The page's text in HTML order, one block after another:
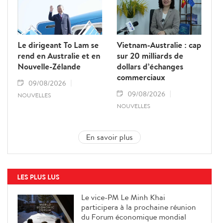
Le dirigeant To Lam se
rend en Australie et en
Nouvelle-Zélande
09/08/2026
NOUVELLES
Vietnam-Australie : cap
sur 20 milliards de
dollars d’échanges
commerciaux
09/08/2026
NOUVELLES
En savoir plus
LES PLUS LUS
Le vice-PM Le Minh Khai
participera à la prochaine réunion
du Forum économique mondial